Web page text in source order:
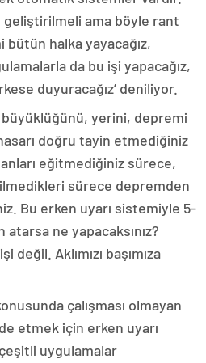
ama böyle rant
bütün halka yayacağız,
da bu işi yapacağız,
duyuracağız’ deniliyor.
büyüklüğünü, yerini, depremi
doğru tayin etmediğiniz
eğitmediğiniz sürece,
sürece depremden
Bu erken uyarı sistemiyle 5-
ne yapacaksınız?
değil. Aklımızı başımıza
çalışması olmayan
etmek için erken uyarı
uygulamalar